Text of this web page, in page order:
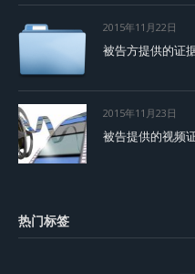
2015年11月22日
被告方提供的证
2015年11月23日
被告提供的视频
热门标签